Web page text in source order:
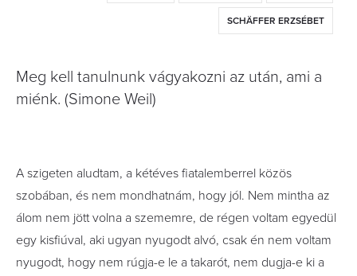
SCHÄFFER ERZSÉBET
Meg kell tanulnunk vágyakozni az után, ami a
miénk. (Simone Weil)
A szigeten aludtam, a kétéves fiatalemberrel közös
szobában, és nem mondhatnám, hogy jól. Nem mintha az
álom nem jött volna a szememre, de régen voltam egyedül
egy kisfiúval, aki ugyan nyugodt alvó, csak én nem voltam
nyugodt, hogy nem rúgja-e le a takarót, nem dugja-e ki a